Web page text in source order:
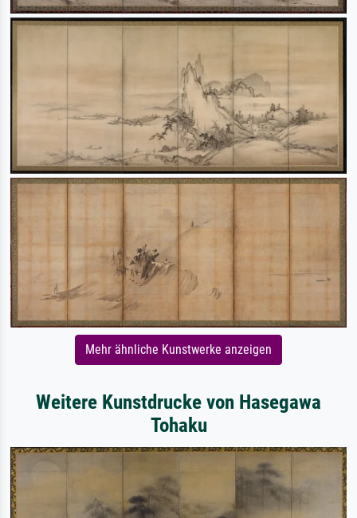
Mehr ähnliche Kunstwerke anzeigen
Weitere Kunstdrucke von Hasegawa
Tohaku